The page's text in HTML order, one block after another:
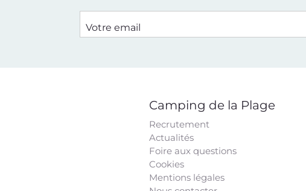
Votre email
Camping de la Plage
Recrutement
Actualités
Foire aux questions
Cookies
Mentions légales